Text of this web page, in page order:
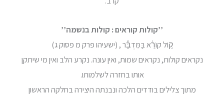
’’קולות קוראים : קולות בנשמה’’
ק֣וֹל קוֹרֵ֔א בַּמִּדְבָּ֕ר , (ישעיהו פרק מ פסוק ג)
נקראים קולות, נקראים שמות, ואין עונה. נקרע הלב ואין מי שיתקן
אותו בחזרה לשלמותו.
מתוך צלילים בודדים הלכה ונבנתה היצירה בחלקה הראשון